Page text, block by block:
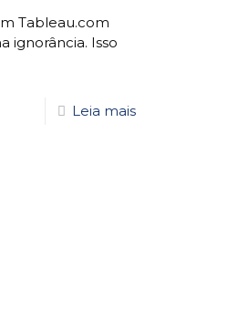
Tableau.com
ignorância. Isso
Leia mais